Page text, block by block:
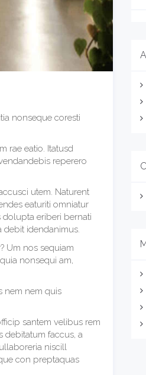
nonseque coresti
rae eatio. Itatusd
reperero
utem. Naturent
eaturiti omniatur
dolupta eriberi bernati
idendanimus.
Um nos sequiam
nonsequi am,
nem nem quis
santem velibus rem
debitatum faccus, a
niscill
con preptaquas